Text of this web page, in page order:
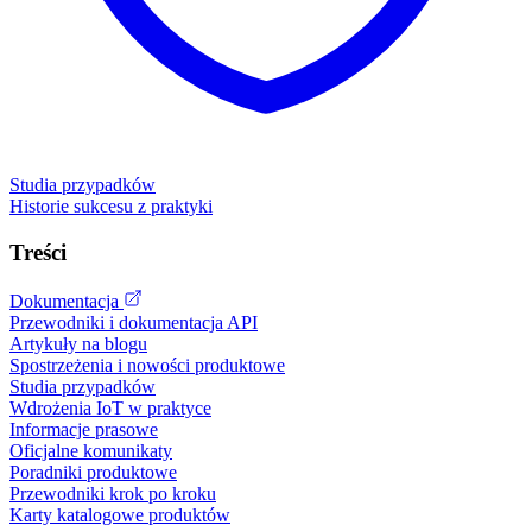
Studia przypadków
Historie sukcesu z praktyki
Treści
Dokumentacja
Przewodniki i dokumentacja API
Artykuły na blogu
Spostrzeżenia i nowości produktowe
Studia przypadków
Wdrożenia IoT w praktyce
Informacje prasowe
Oficjalne komunikaty
Poradniki produktowe
Przewodniki krok po kroku
Karty katalogowe produktów